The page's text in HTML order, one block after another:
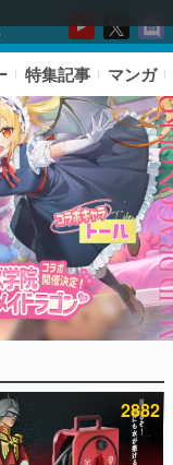
特集記事 マンガ
2882